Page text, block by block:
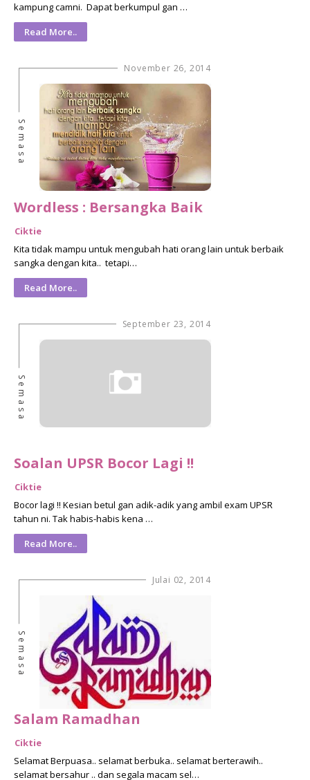
kampung camni. Dapat berkumpul gan …
Read More..
November 26, 2014
Semasa
Wordless : Bersangka Baik
Ciktie
Kita tidak mampu untuk mengubah hati orang lain untuk berbaik
sangka dengan kita.. tetapi…
Read More..
September 23, 2014
Semasa
Soalan UPSR Bocor Lagi !!
Ciktie
Bocor lagi !! Kesian betul gan adik-adik yang ambil exam UPSR
tahun ni. Tak habis-habis kena …
Read More..
Julai 02, 2014
Semasa
Salam Ramadhan
Ciktie
Selamat Berpuasa.. selamat berbuka.. selamat berterawih..
selamat bersahur .. dan segala macam sel…